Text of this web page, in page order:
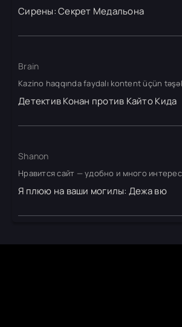
Сирены: Секрет Медальона
Brain
Kazino haqqında faydalı kontent üçün
Детектив Конан против Кайто Кида
Shanon
Нравится сайт — удобно и много
Я плюю на ваши могилы: Дежа вю